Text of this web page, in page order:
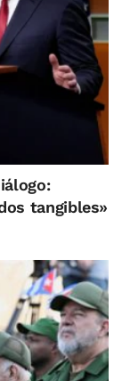
tangibles»